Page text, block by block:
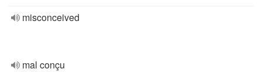
misconceived
mal conçu